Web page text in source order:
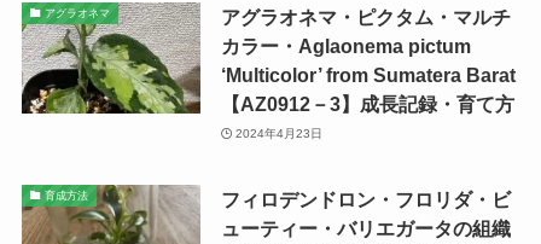
アグラオネマ
アグラオネマ・ピクタム・マルチ
カラー・Aglaonema pictum
‘Multicolor’ from Sumatera Barat
【AZ0912－3】成長記録・育て方
2024年4月23日
育成方法
フィロデンドロン・フロリダ・ビ
ューティー・バリエガータの組織